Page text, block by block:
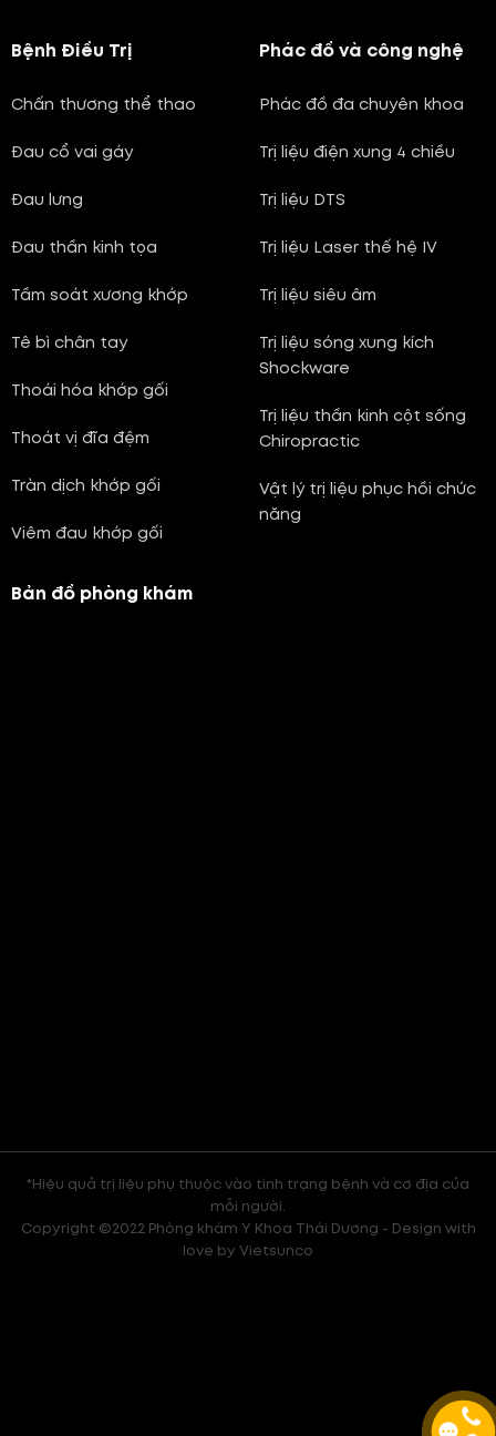
Bệnh Điều Trị
Chấn thương thể thao
Đau cổ vai gáy
Đau lưng
Đau thần kinh tọa
Tầm soát xương khớp
Tê bì chân tay
Thoái hóa khớp gối
Thoát vị đĩa đệm
Tràn dịch khớp gối
Viêm đau khớp gối
Phác đồ và công nghệ
Phác đồ đa chuyên khoa
Trị liệu điện xung 4 chiều
Trị liệu DTS
Trị liệu Laser thế hệ IV
Trị liệu siêu âm
Trị liệu sóng xung kích
Shockware
Trị liệu thần kinh cột sống
Chiropractic
Vật lý trị liệu phục hồi chức
năng
Bản đồ phòng khám
*Hiệu quả trị liệu phụ thuộc vào tình trạng bệnh và cơ địa của
mỗi người.
Copyright ©2022 Phòng khám Y Khoa Thái Dương - Design with
love by Vietsunco